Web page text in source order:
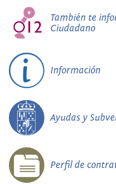
También te
Ciudadano
Información
Ayudas y
Perfil de